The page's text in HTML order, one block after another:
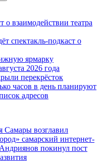
о взаимодействии театра
спектакль-подкаст о
ярмарку
2026 года
перекрёсток
часов в день планируют
адресов
Самары возглавил
самарский интернет-
покинул пост